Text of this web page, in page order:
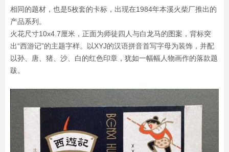
相同的题材，也是5枚套的卡标，出现在1984年本溪火柴厂推出的
产品系列。
火花尺寸10x4.7厘米，正面为师徒四人与白龙马的图案，背标突
出“西游记”的主题字样。以XYJ的汉语拼音首写字母为装饰，并配
以孙、唐、猪、沙、白的红色印章，犹如一幅幅人物画作的落款题
跋。